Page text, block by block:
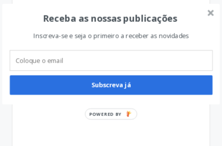
Receba as nossas publicações
Inscreva-se e seja o primeiro a receber as novidades
Subscreva já
POWERED BY